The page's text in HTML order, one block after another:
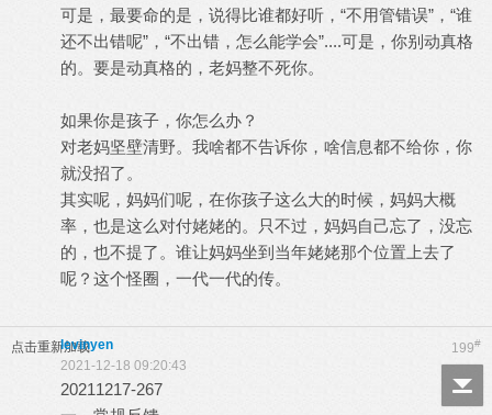
可是，最要命的是，说得比谁都好听，“不用管错误”，“谁
还不出错呢”，“不出错，怎么能学会”....可是，你别动真格
的。要是动真格的，老妈整不死你。
如果你是孩子，你怎么办？
对老妈坚壁清野。我啥都不告诉你，啥信息都不给你，你
就没招了。
其实呢，妈妈们呢，在你孩子这么大的时候，妈妈大概
率，也是这么对付姥姥的。只不过，妈妈自己忘了，没忘
的，也不提了。谁让妈妈坐到当年姥姥那个位置上去了
呢？这个怪圈，一代一代的传。
点击重新加载 199#
levinyen
2021-12-18 09:20:43
20211217-267